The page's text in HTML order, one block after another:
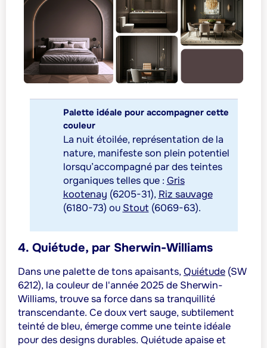
Palette idéale pour accompagner cette
couleur
La nuit étoilée, représentation de la
nature, manifeste son plein potentiel
lorsqu’accompagné par des teintes
organiques telles que : Gris
kootenay (6205-31), Riz sauvage
(6180-73) ou Stout (6069-63).
4. Quiétude, par Sherwin-Williams
Dans une palette de tons apaisants,Quiétude (SW
6212), la couleur de l'année 2025 de Sherwin-
Williams, trouve sa force dans sa tranquillité
transcendante. Ce doux vert sauge, subtilement
teinté de bleu, émerge comme une teinte idéale
pour des designs durables. Quiétude apaise et